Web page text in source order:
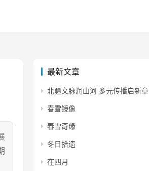
最新文章
北疆文脉润山河 多元传播启新章
春雪镜像
春雪奇缘
冬日拾遗
在四月